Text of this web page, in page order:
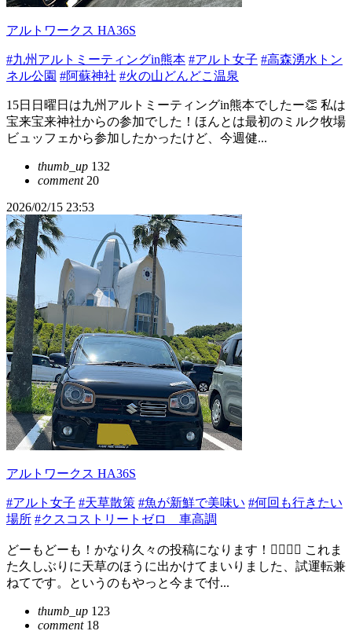
アルトワークス HA36S
#九州アルトミーティングin熊本 #アルト女子 #高森湧水トン
ネル公園 #阿蘇神社 #火の山どんどこ温泉
15日日曜日は九州アルトミーティングin熊本でしたー👏 私は
宝来宝来神社からの参加でした！ほんとは最初のミルク牧場
ビュッフェから参加したかったけど、今週健...
thumb_up 132
comment20
2026/02/15 23:53
アルトワークス HA36S
#アルト女子 #天草散策 #魚が新鮮で美味い #何回も行きたい
場所 #クスコストリートゼロ 車高調
どーもどーも！かなり久々の投稿になります！🙂‍↕️🙂‍↕️ これま
た久しぶりに天草のほうに出かけてまいりました、試運転兼
ねてです。というのもやっと今まで付...
thumb_up 123
comment18